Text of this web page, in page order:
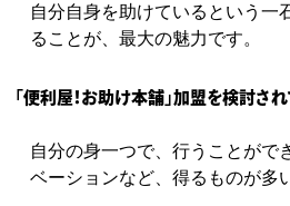
自分自身を助けているという一
ることが、最大の魅力です。
「便利屋！お助け本舗」加盟を検討さ
自分の身一つで、行うことがで
ベーションなど、得るものが多